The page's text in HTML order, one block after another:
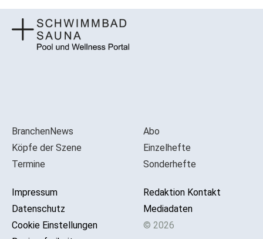
BranchenNews
Köpfe der Szene
Termine
Impressum
Datenschutz
Cookie Einstellungen
Abo
Einzelhefte
Sonderhefte
Redaktion Kontakt
Mediadaten
© 2026